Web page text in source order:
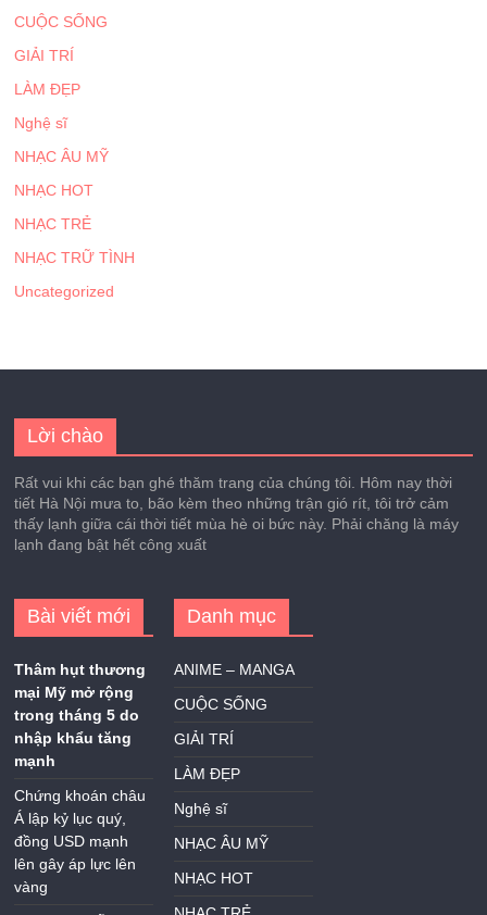
CUỘC SỐNG
GIẢI TRÍ
LÀM ĐẸP
Nghệ sĩ
NHẠC ÂU MỸ
NHẠC HOT
NHẠC TRẺ
NHẠC TRỮ TÌNH
Uncategorized
Lời chào
Rất vui khi các bạn ghé thăm trang của chúng tôi. Hôm nay thời
tiết Hà Nội mưa to, bão kèm theo những trận gió rít, tôi trở cảm
thấy lạnh giữa cái thời tiết mùa hè oi bức này. Phải chăng là máy
lạnh đang bật hết công xuất
Bài viết mới
Thâm hụt thương
mại Mỹ mở rộng
trong tháng 5 do
nhập khẩu tăng
mạnh
Chứng khoán châu
Á lập kỷ lục quý,
đồng USD mạnh
lên gây áp lực lên
vàng
Danh mục
ANIME – MANGA
CUỘC SỐNG
GIẢI TRÍ
LÀM ĐẸP
Nghệ sĩ
NHẠC ÂU MỸ
NHẠC HOT